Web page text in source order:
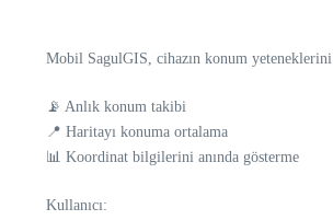
Mobil SagulGIS, cihazın konum yeteneklerini
📡 Anlık konum takibi
📍 Haritayı konuma ortalama
📊 Koordinat bilgilerini anında gösterme
Kullanıcı: